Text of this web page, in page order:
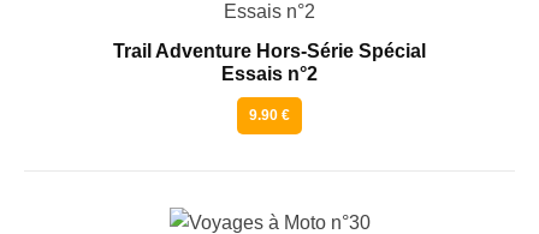
Trail Adventure Hors-Série Spécial
Essais n°2
9.90 €